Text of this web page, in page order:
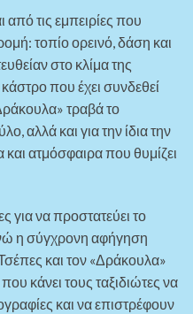
τις εμπειρίες που
τοπίο ορεινό, δάση και
στο κλίμα της
που έχει συνδεθεί
τραβά το
αλλά και για την ίδια την
ατμόσφαιρα που θυμίζει
για να προστατεύει το
η σύγχρονη αφήγηση
και τον «Δράκουλα»
κάνει τους ταξιδιώτες να
και να επιστρέφουν